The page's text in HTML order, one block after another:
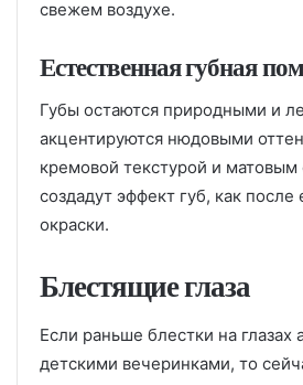
свежем воздухе.
Естественная губная
Губы остаются природными и
акцентируются нюдовыми
кремовой текстурой и
создадут эффект губ, как после
окраски.
Блестящие глаза
Если раньше блестки на глазах
детскими вечеринками, то